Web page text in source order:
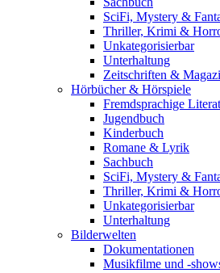
SciFi, Mystery &
Thriller, Krimi &
Unkategorisierbar
Unterhaltung
Zeitschriften &
Hörbücher & Hörspiele
Fremdsprachige
Jugendbuch
Kinderbuch
Romane & Lyrik
Sachbuch
SciFi, Mystery &
Thriller, Krimi &
Unkategorisierbar
Unterhaltung
Bilderwelten
Dokumentationen
Musikfilme und -